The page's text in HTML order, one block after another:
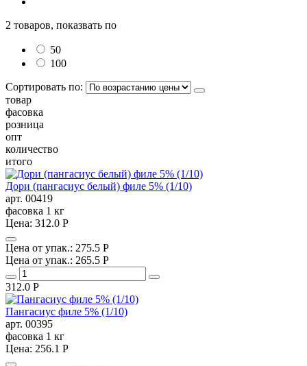
2 товаров, показвать по
50
100
Сортировать по:
товар
фасовка
розница
опт
количество
итого
Дори (пангасиус белый) филе 5% (1/10)
арт. 00419
фасовка 1 кг
Цена: 312.0 P
Цена от упак.: 275.5 P
Цена от упак.: 265.5 P
312.0 Р
Пангасиус филе 5% (1/10)
арт. 00395
фасовка 1 кг
Цена: 256.1 P